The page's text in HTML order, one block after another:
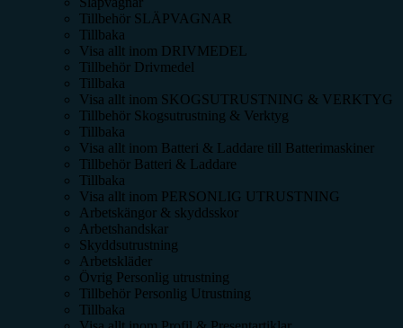
Tillbehör SLÄPVAGNAR
Tillbaka
Visa allt inom DRIVMEDEL
Tillbehör Drivmedel
Tillbaka
Visa allt inom SKOGSUTRUSTNING & VERKTYG
Tillbehör Skogsutrustning & Verktyg
Tillbaka
Visa allt inom Batteri & Laddare till Batterimaskiner
Tillbehör Batteri & Laddare
Tillbaka
Visa allt inom PERSONLIG UTRUSTNING
Arbetskängor & skyddsskor
Arbetshandskar
Skyddsutrustning
Arbetskläder
Övrig Personlig utrustning
Tillbehör Personlig Utrustning
Tillbaka